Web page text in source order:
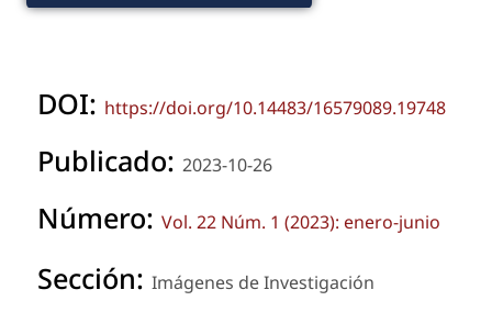
DOI: https://doi.org/10.14483/16579089.19748
Publicado: 2023-10-26
Número: Vol. 22 Núm. 1 (2023): enero-junio
Sección: Imágenes de Investigación